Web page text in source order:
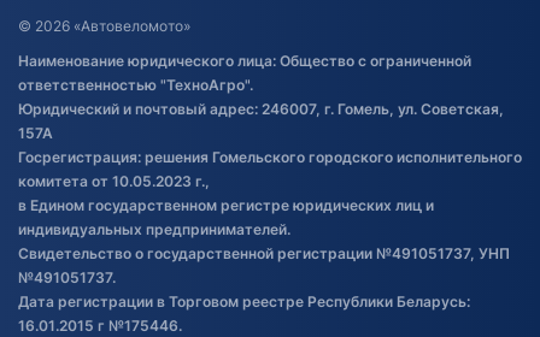
Договор публичной оферты
Обработка файлов cookie
Постановка транспорта на учет
Обновления в ЭПТС 2024
© 2026 «Автовеломото»
Наименование юридического лица: Общество с ограниченной
ответственностью "ТехноАгро".
Юридический и почтовый адрес: 246007, г. Гомель, ул. Советская,
157А
Госрегистрация: решения Гомельского городского исполнительного
комитета от 10.05.2023 г.,
в Едином государственном регистре юридических лиц и
индивидуальных предпринимателей.
Свидетельство о государственной регистрации №491051737, УНП
№491051737.
Дата регистрации в Торговом реестре Республики Беларусь:
16.01.2015 г №175446.